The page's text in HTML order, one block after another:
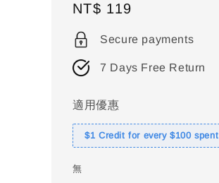
Regular
price
NT$ 119
Secure payments
7 Days Free Return
適用優惠
$1 Credit for every $100 spent
無